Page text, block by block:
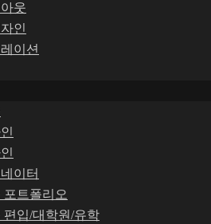
웃
인
이션
이터
포트폴리오
편입/대학원/유학